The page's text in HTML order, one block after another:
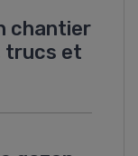
chantier
trucs et